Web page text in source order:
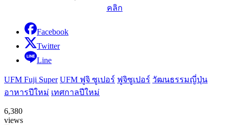
คลิก
Facebook
Twitter
Line
UFM Fuji Super UFM ฟูจิ ซูเปอร์ ฟูจิซูเปอร์ วัฒนธรรมญี่ปุ่น
อาหารปีใหม่ เทศกาลปีใหม่
6,380
views